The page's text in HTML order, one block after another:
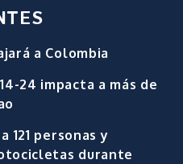
a Colombia
24 impacta a más de
121 personas y
durante